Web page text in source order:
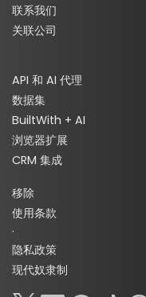
联系我们
关联公司
API 和 AI 代理
数据集
BuiltWith + AI
浏览器扩展
CRM 集成
移除
使用条款
·
隐私政策
现代奴隶制